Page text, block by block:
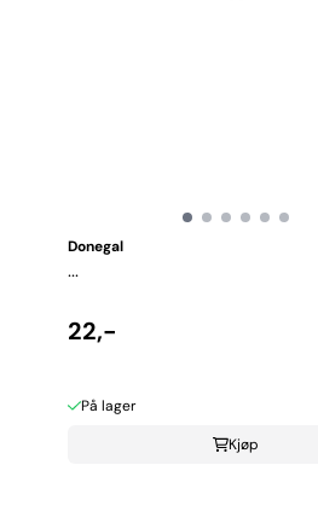
Donegal
...
22,-
På lager
Kjøp